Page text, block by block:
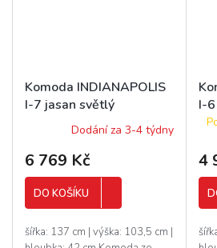
Komoda INDIANAPOLIS
I-7 jasan světlý
Dodání za 3-4 týdny
6 769 Kč
DO KOŠÍKU
šířka: 137 cm | výška: 103,5 cm |
I-
4